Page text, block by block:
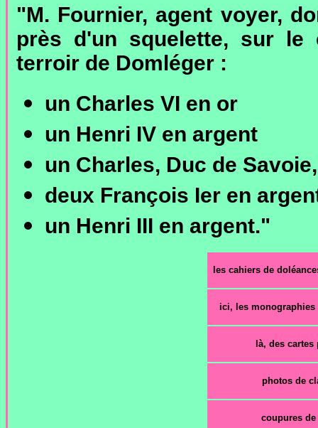
"M. Fournier, agent voyer,
près d'un squelette, sur le
terroir de Domléger :
un Charles VI en or
un Henri IV en argent
un Charles, Duc de
deux François Ier en
un Henri III en argent."
les cahiers de
ici, les
là, des
photos de
coupures